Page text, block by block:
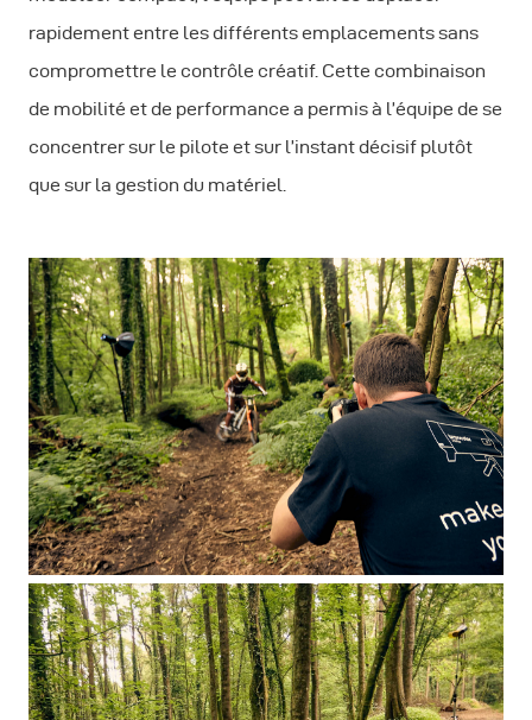
rapidement entre les différents emplacements sans
compromettre le contrôle créatif. Cette combinaison
de mobilité et de performance a permis à l’équipe de se
concentrer sur le pilote et sur l’instant décisif plutôt
que sur la gestion du matériel.